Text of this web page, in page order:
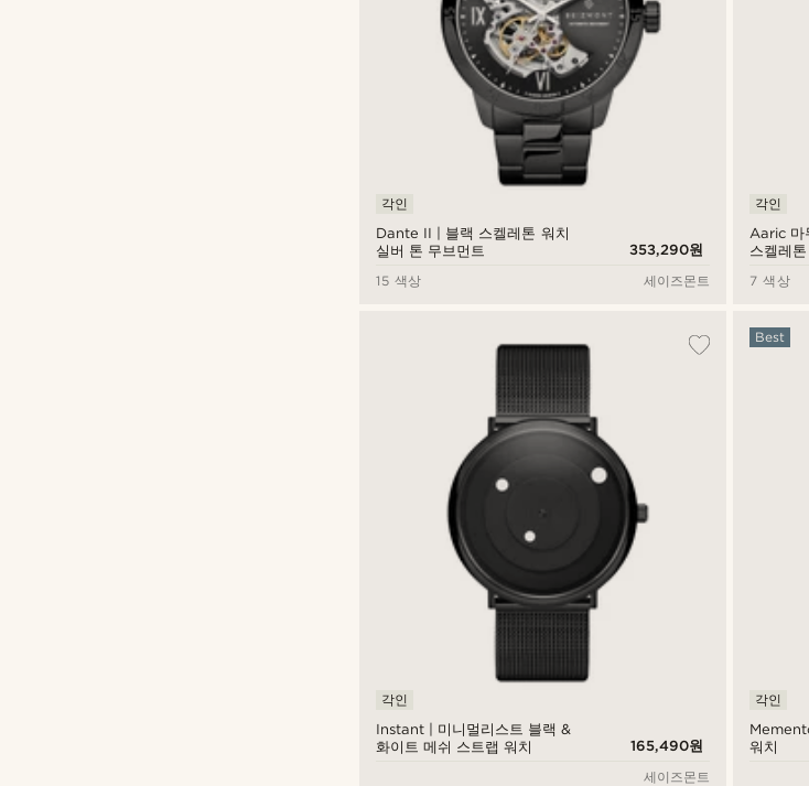
Dante II | 블랙 스켈레톤 워치
실버 톤 무브먼트
각인
353,290원
15 색상
세이즈몬트
Aaric 마
스켈레
각인
7 색상
Instant | 미니멀리스트 블랙 &
화이트 메쉬 스트랩 워치
각인
165,490원
세이즈몬트
워치
Best
각인